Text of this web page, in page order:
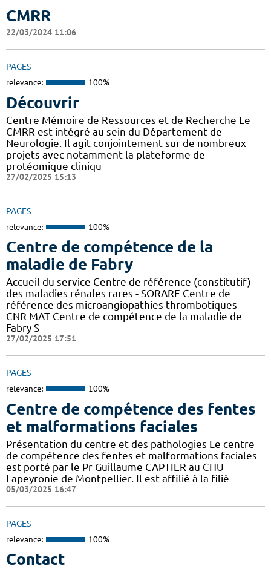
CMRR
22/03/2024 11:06
PAGES
relevance: 100%
Découvrir
Centre Mémoire de Ressources et de Recherche Le
CMRR est intégré au sein du Département de
Neurologie. Il agit conjointement sur de nombreux
projets avec notamment la plateforme de
protéomique cliniqu
27/02/2025 15:13
PAGES
relevance: 100%
Centre de compétence de la
maladie de Fabry
Accueil du service Centre de référence (constitutif)
des maladies rénales rares - SORARE Centre de
référence des microangiopathies thrombotiques -
CNR MAT Centre de compétence de la maladie de
Fabry S
27/02/2025 17:51
PAGES
relevance: 100%
Centre de compétence des fentes
et malformations faciales
Présentation du centre et des pathologies Le centre
de compétence des fentes et malformations faciales
est porté par le Pr Guillaume CAPTIER au CHU
Lapeyronie de Montpellier. Il est affilié à la filiè
05/03/2025 16:47
PAGES
relevance: 100%
Contact